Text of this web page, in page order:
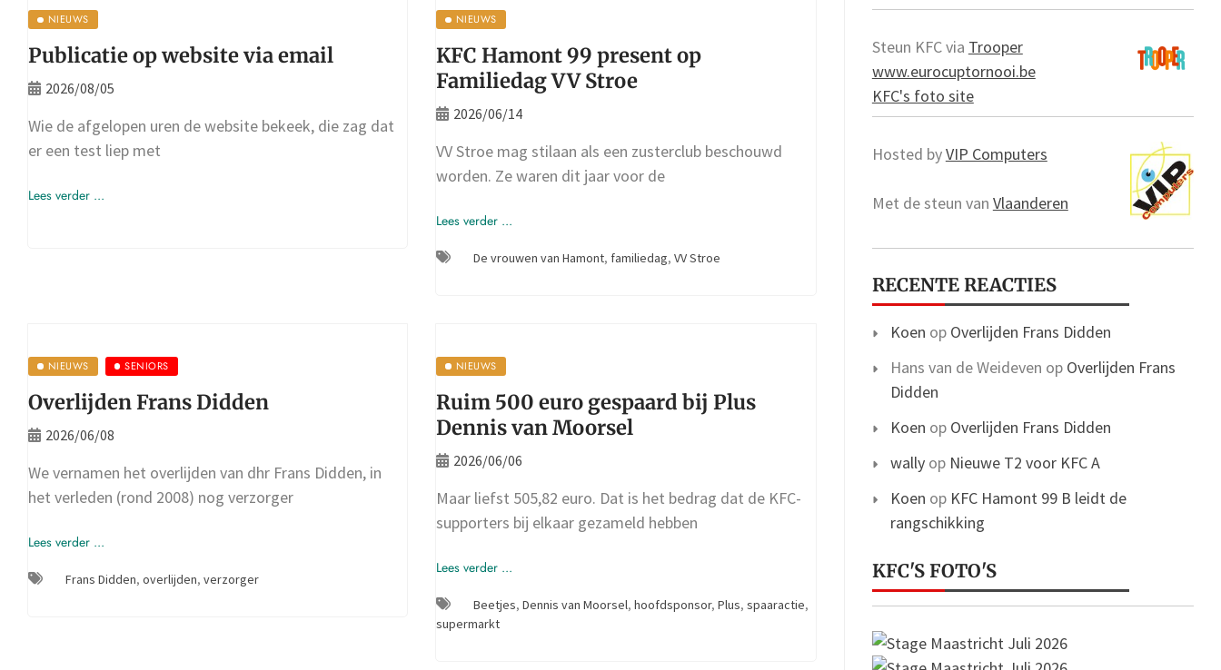
NIEUWS
Publicatie op website via email
2026/08/05
Wie de afgelopen uren de website bekeek, die zag dat
er een test liep met
Lees verder ...
NIEUWS
KFC Hamont 99 present op
Familiedag VV Stroe
2026/06/14
VV Stroe mag stilaan als een zusterclub beschouwd
worden. Ze waren dit jaar voor de
Lees verder ...
De vrouwen van Hamont, familiedag,VV Stroe
NIEUWS SENIORS
Overlijden Frans Didden
2026/06/08
We vernamen het overlijden van dhr Frans Didden, in
het verleden (rond 2008) nog verzorger
Lees verder ...
Frans Didden, overlijden, verzorger
NIEUWS
Ruim 500 euro gespaard bij Plus
Dennis van Moorsel
2026/06/06
Maar liefst 505,82 euro. Dat is het bedrag dat de KFC-
supporters bij elkaar gezameld hebben
Lees verder ...
Beetjes,Dennis van Moorsel,hoofdsponsor,Plus,spaaractie,
supermarkt
Steun KFC via Trooper
www.eurocuptornooi.be
KFC's foto site
Hosted byVIP Computers
Met de steun van Vlaanderen
RECENTE REACTIES
Koen op Overlijden Frans Didden
Hans van de Weideven op Overlijden Frans
Didden
Koen op Overlijden Frans Didden
wallyop Nieuwe T2 voor KFC A
Koen op KFC Hamont 99 B leidt de
rangschikking
KFC'S FOTO'S